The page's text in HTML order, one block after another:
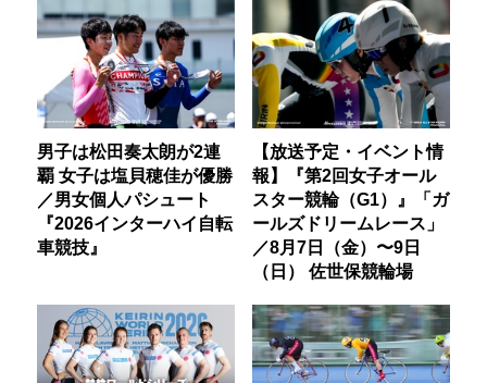
男子は松田奏太朗が2連
覇 女子は塩貝穂佳が優勝
／男女個人パシュート
『2026インターハイ自転
車競技』
【放送予定・イベント情
報】『第2回女子オール
スター競輪（G1）』「ガ
ールズドリームレース」
／8月7日（金）〜9日
（日） 佐世保競輪場